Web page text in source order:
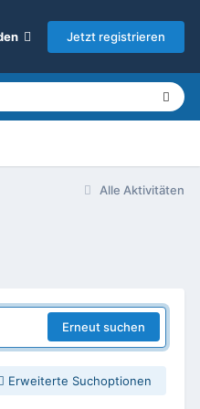
Jetzt registrieren
Alle Aktivitäten
Erneut suchen
Erweiterte Suchoptionen